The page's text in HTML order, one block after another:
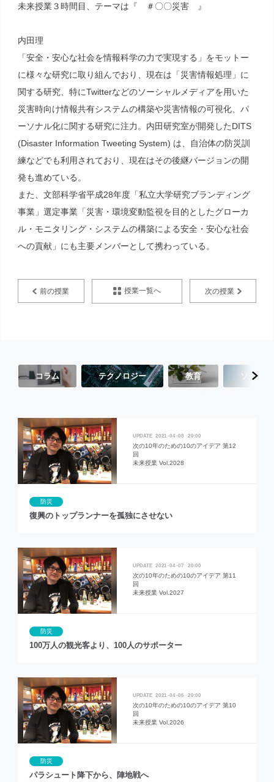
未来授業３時間目、テーマは『 ＃〇〇災害 』
内田理
「安全・安心な社会を情報科学の力で実現する」をモットー
に様々な研究に取り組んでおり、現在は「災害情報処理」に
関する研究、特にTwitterなどのソーシャルメディアを用いた
災害時向け情報共有システムの構築や災害情報の可視化、パ
ーソナル化に関する研究に注力。内田研究室が開発したDITS
(Disaster Information Tweeting System) は、自治体の防災訓
練などでも利用されており、現在はその後継バージョンの開
発も進めている。
また、文部科学省平成28年度「私立大学研究ブランディング
事業」選定事業「災害・環境変動監視を目的としたグローカ
ル・モニタリング・システムの構築による安全・安心な社会
への貢献」にも主要メンバーとして携わっている。
前の授業 授業一覧へ 次の授業
コラム テクノロジー 教育 ソーシャ
2021 04 08 20:00
次の10年のための10のアイデア 第12
回
未来授業 Vol.2028
防災
復興のトップランナーを孤独にさせない
2021 04 07 20:00
次の10年のための10のアイデア 第11
回
未来授業 Vol.2027
防災
100万人の観光客より、100人のサポーター
2021 04 06 20:00
次の10年のための10のアイデア 第10
回
未来授業 Vol.2026
防災
パラシュート降下から、陣地戦へ